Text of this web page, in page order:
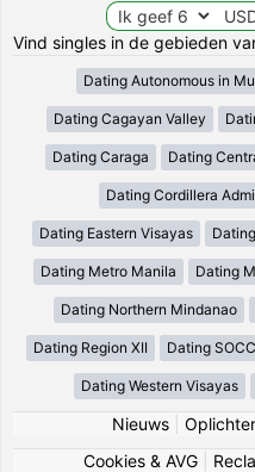
Vind singles in de gebieden
Dating Autonomous in
Dating Cagayan Valley
Dating Caraga Dating
Dating Cordillera
Dating Eastern Visayas
Dating Metro Manila Dating
Dating Northern Mindanao
Dating Region XII Dating
Dating Western Visayas
Nieuws|
Cookies & AVG